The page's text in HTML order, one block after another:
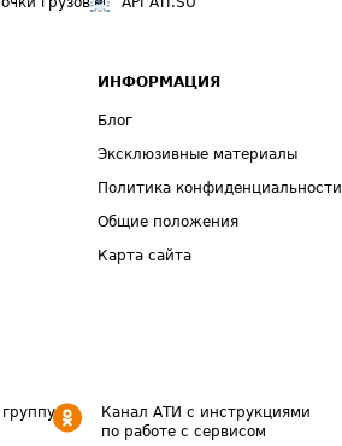
ИНФОРМАЦИЯ
Блог
Эксклюзивные материалы
Политика конфиденциальности
Общие положения
Карта сайта
Канал АТИ с инструкциями
по работе с сервисом